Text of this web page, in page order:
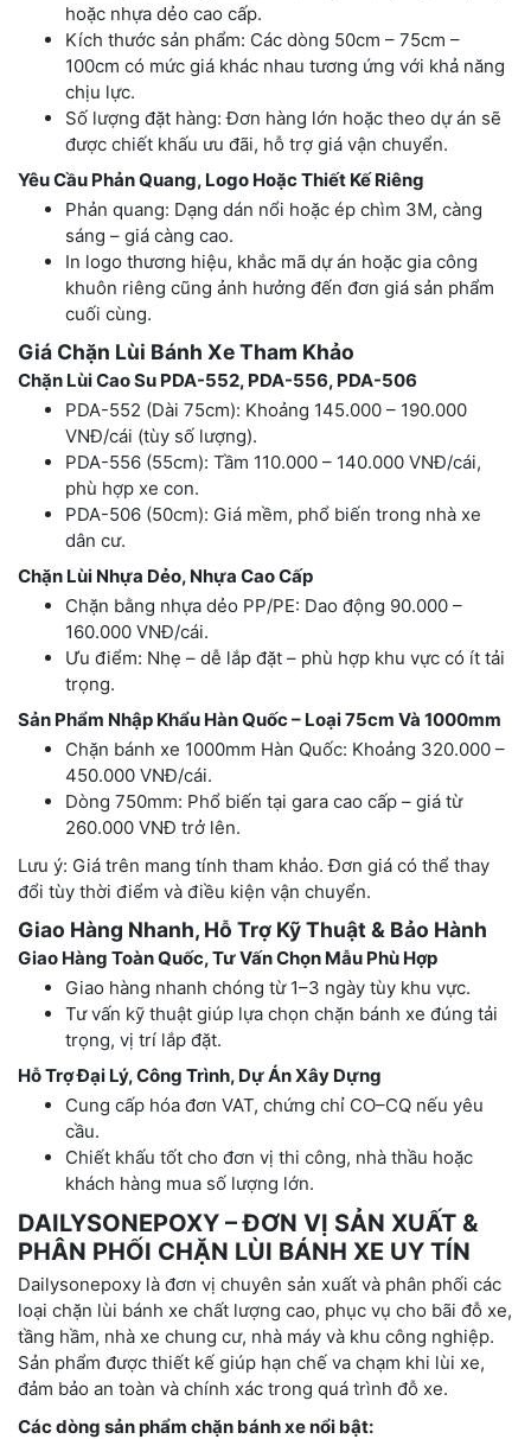
hoặc nhựa dẻo cao cấp.
Kích thước sản phẩm: Các dòng 50cm – 75cm –
100cm có mức giá khác nhau tương ứng với khả năng
chịu lực.
Số lượng đặt hàng: Đơn hàng lớn hoặc theo dự án sẽ
được chiết khấu ưu đãi, hỗ trợ giá vận chuyển.
Yêu Cầu Phản Quang, Logo Hoặc Thiết Kế Riêng
Phản quang: Dạng dán nổi hoặc ép chìm 3M, càng
sáng – giá càng cao.
In logo thương hiệu, khắc mã dự án hoặc gia công
khuôn riêng cũng ảnh hưởng đến đơn giá sản phẩm
cuối cùng.
Giá Chặn Lùi Bánh Xe Tham Khảo
Chặn Lùi Cao Su PDA-552, PDA-556, PDA-506
PDA-552 (Dài 75cm): Khoảng 145.000 – 190.000
VNĐ/cái (tùy số lượng).
PDA-556 (55cm): Tầm 110.000 – 140.000 VNĐ/cái,
phù hợp xe con.
PDA-506 (50cm): Giá mềm, phổ biến trong nhà xe
dân cư.
Chặn Lùi Nhựa Dẻo, Nhựa Cao Cấp
Chặn bằng nhựa dẻo PP/PE: Dao động 90.000 –
160.000 VNĐ/cái.
Ưu điểm: Nhẹ – dễ lắp đặt – phù hợp khu vực có ít tải
trọng.
Sản Phẩm Nhập Khẩu Hàn Quốc – Loại 75cm Và 1000mm
Chặn bánh xe 1000mm Hàn Quốc: Khoảng 320.000 –
450.000 VNĐ/cái.
Dòng 750mm: Phổ biến tại gara cao cấp – giá từ
260.000 VNĐ trở lên.
Lưu ý: Giá trên mang tính tham khảo. Đơn giá có thể thay
đổi tùy thời điểm và điều kiện vận chuyển.
Giao Hàng Nhanh, Hỗ Trợ Kỹ Thuật & Bảo Hành
Giao Hàng Toàn Quốc, Tư Vấn Chọn Mẫu Phù Hợp
Giao hàng nhanh chóng từ 1–3 ngày tùy khu vực.
Tư vấn kỹ thuật giúp lựa chọn chặn bánh xe đúng tải
trọng, vị trí lắp đặt.
Hỗ Trợ Đại Lý, Công Trình, Dự Án Xây Dựng
Cung cấp hóa đơn VAT, chứng chỉ CO–CQ nếu yêu
cầu.
Chiết khấu tốt cho đơn vị thi công, nhà thầu hoặc
khách hàng mua số lượng lớn.
DAILYSONEPOXY – ĐƠN VỊ SẢN XUẤT &
PHÂN PHỐI CHẶN LÙI BÁNH XE UY TÍN
Dailysonepoxy là đơn vị chuyên sản xuất và phân phối các
loại chặn lùi bánh xe chất lượng cao, phục vụ cho bãi đỗ xe,
tầng hầm, nhà xe chung cư, nhà máy và khu công nghiệp.
Sản phẩm được thiết kế giúp hạn chế va chạm khi lùi xe,
đảm bảo an toàn và chính xác trong quá trình đỗ xe.
Các dòng sản phẩm chặn bánh xe nổi bật: